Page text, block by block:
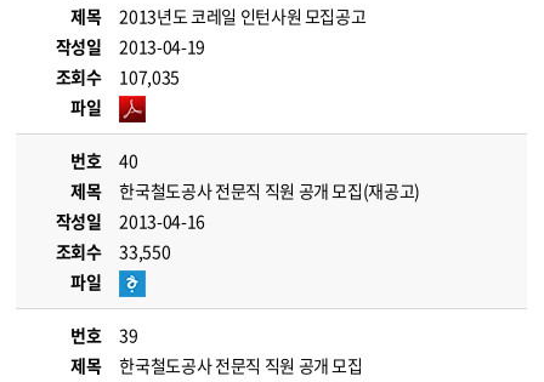
제목
2013년도 코레일 인턴사원 모집공고
작성일
2013-04-19
조회수
107,035
파일
번호
40
제목
한국철도공사 전문직 직원 공개 모집(재공고)
작성일
2013-04-16
조회수
33,550
파일
번호
39
제목
한국철도공사 전문직 직원 공개 모집